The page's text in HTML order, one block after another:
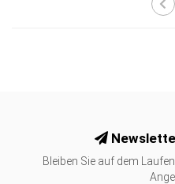
Bleiben Sie auf dem